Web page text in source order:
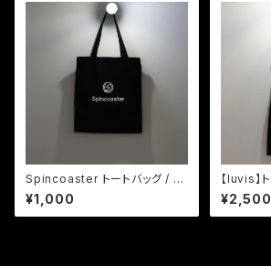
Spincoaster トートバッグ / S
pincoaster Tote Bag
¥1,000
【luvis】
g
¥2,500